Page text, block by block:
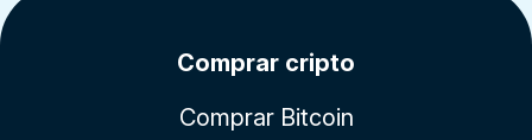
Comprar cripto
Comprar Bitcoin